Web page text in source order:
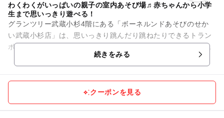
わくわくがいっぱいの親子の室内あそび場♬赤ちゃんから小学
生まで思いっきり遊べる！
グランツリー武蔵小杉4階にある「ボーネルンドあそびのせか
い武蔵小杉店」は、思いっきり跳んだり跳ねたりできるトラン
ポリン、全身がすっぽり埋まるほどのボールプールなど、６ヵ
月の赤ちゃんから12歳まで...続きをみる
クーポンを見る